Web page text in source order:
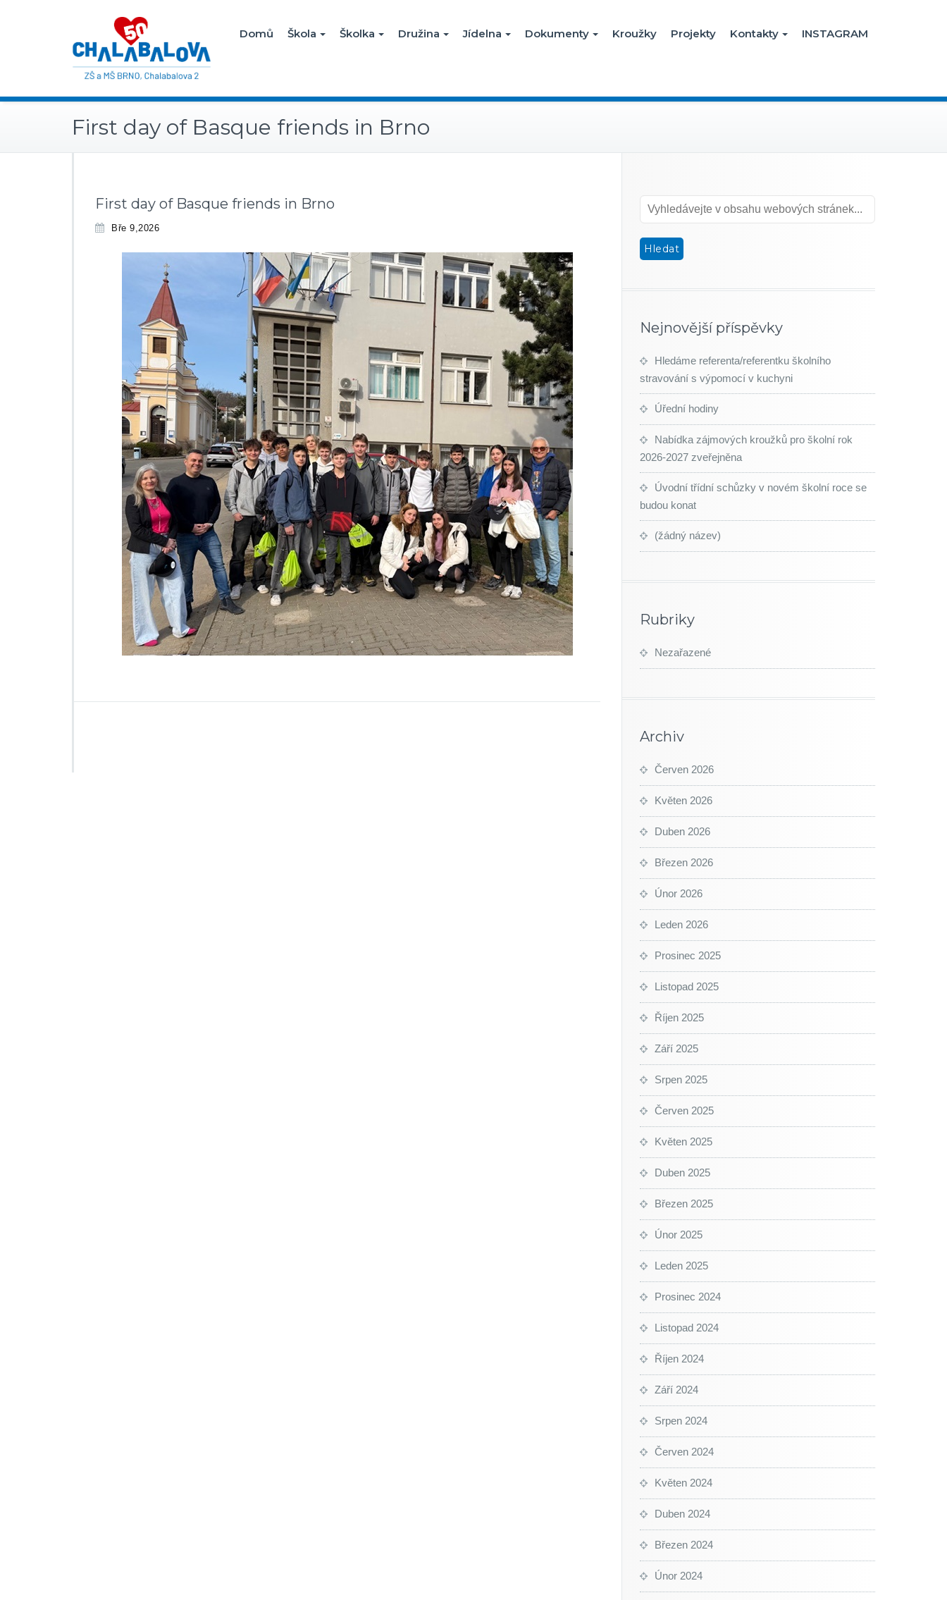
Domů Škola Školka Družina Jídelna Dokumenty Kroužky Projekty Kontakty INSTAGRAM
First day of Basque friends in Brno
First day of Basque friends in Brno
Bře 9,2026
Nejnovější příspěvky
Hledáme referenta/referentku školního
stravování s výpomocí v kuchyni
Úřední hodiny
Nabídka zájmových kroužků pro školní rok
2026-2027 zveřejněna
Úvodní třídní schůzky v novém školní roce se
budou konat
(žádný název)
Rubriky
Nezařazené
Archiv
Červen 2026
Květen 2026
Duben 2026
Březen 2026
Únor 2026
Leden 2026
Prosinec 2025
Listopad 2025
Říjen 2025
Září 2025
Srpen 2025
Červen 2025
Květen 2025
Duben 2025
Březen 2025
Únor 2025
Leden 2025
Prosinec 2024
Listopad 2024
Říjen 2024
Září 2024
Srpen 2024
Červen 2024
Květen 2024
Duben 2024
Březen 2024
Únor 2024